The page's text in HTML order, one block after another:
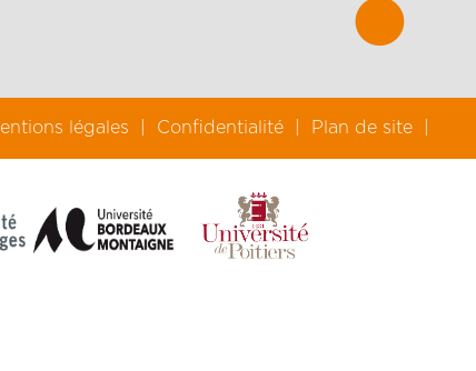
légales Confidentialité Plan de site